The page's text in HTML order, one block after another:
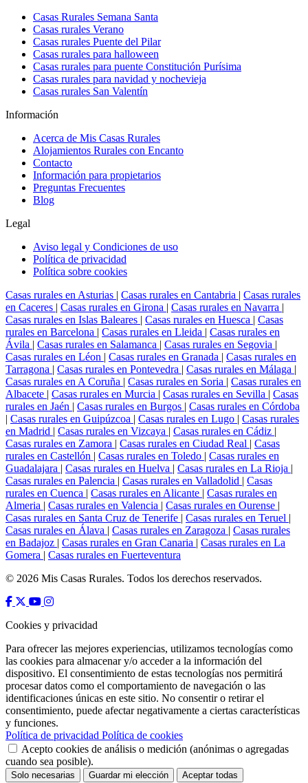
Casas Rurales Semana Santa
Casas rurales Verano
Casas rurales Puente del Pilar
Casas rurales para halloween
Casas rurales para puente Constitución Purísima
Casas rurales para navidad y nochevieja
Casas rurales San Valentín
Información
Acerca de Mis Casas Rurales
Alojamientos Rurales con Encanto
Contacto
Información para propietarios
Preguntas Frecuentes
Blog
Legal
Aviso legal y Condiciones de uso
Política de privacidad
Política sobre cookies
Casas rurales en Asturias | Casas rurales en Cantabria | Casas rurales
en Caceres | Casas rurales en Girona | Casas rurales en Navarra |
Casas rurales en Islas Baleares | Casas rurales en Huesca | Casas
rurales en Barcelona | Casas rurales en Lleida | Casas rurales en
Ávila | Casas rurales en Salamanca | Casas rurales en Segovia |
Casas rurales en Léon | Casas rurales en Granada | Casas rurales en
Tarragona | Casas rurales en Pontevedra | Casas rurales en Málaga |
Casas rurales en A Coruña | Casas rurales en Soria | Casas rurales en
Albacete | Casas rurales en Murcia | Casas rurales en Sevilla | Casas
rurales en Jaén | Casas rurales en Burgos | Casas rurales en Córdoba
| Casas rurales en Guipúzcoa | Casas rurales en Lugo | Casas rurales
en Madrid | Casas rurales en Vizcaya | Casas rurales en Cádiz |
Casas rurales en Zamora | Casas rurales en Ciudad Real | Casas
rurales en Castellón | Casas rurales en Toledo | Casas rurales en
Guadalajara | Casas rurales en Huelva | Casas rurales en La Rioja |
Casas rurales en Palencia | Casas rurales en Valladolid | Casas
rurales en Cuenca | Casas rurales en Alicante | Casas rurales en
Almeria | Casas rurales en Valencia | Casas rurales en Ourense |
Casas rurales en Santa Cruz de Tenerife | Casas rurales en Teruel |
Casas rurales en Álava | Casas rurales en Zaragoza | Casas rurales
en Badajoz | Casas rurales en Gran Canaria | Casas rurales en La
Gomera | Casas rurales en Fuerteventura
© 2026 Mis Casas Rurales. Todos los derechos reservados.
Cookies y privacidad
Para ofrecer las mejores experiencias, utilizamos tecnologías como
las cookies para almacenar y/o acceder a la información del
dispositivo. El consentimiento de estas tecnologías nos permitirá
procesar datos como el comportamiento de navegación o las
identificaciones únicas en este sitio. No consentir o retirar el
consentimiento, puede afectar negativamente a ciertas características
y funciones.
Política de privacidad Política de cookies
Acepto cookies de análisis o medición (anónimas o agregadas
cuando sea posible).
Solo necesarias Guardar mi elección Aceptar todas